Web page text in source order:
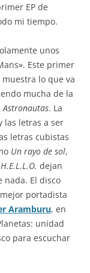
EP de
mi tiempo.
unos
Este primer
lo que va
mucha de la
Astronautas. La
las letras a ser
letras cubistas
Un rayo de sol,
H.E.L.L.O. dejan
nada. El disco
portadista
Aramburu, en
unidad
para escuchar